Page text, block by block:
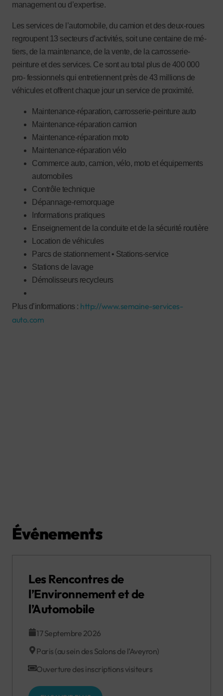
management ou d’expertise.
Les services de l’automobile, du camion et des deux-roues
regroupent 13 secteurs d’activités, soit une centaine de mé-
tiers, de la maintenance, de la vente, de la carrosserie-
peinture et des services. Ce sont au total plus de 400 000
pro- fessionnels qui entretiennent près de 43 millions de
véhicules et offrent chaque jour un service de proximité.
Maintenance-réparation, carrosserie-peinture auto
Maintenance-réparation camion
Maintenance-réparation moto
Maintenance-réparation vélo
Commerce auto, camion, vélo, moto et équipements
automobiles
Contrôle technique
Dépannage-remorquage
Informations pratiques
Enseignement de la conduite et de la sécurité routière
Location de véhicules
Parcs de stationnement • Stations-service
Stations de lavage
Démolisseurs recycleurs
Plus d’informations : http://www.semaine-services-
auto.com
Événements
Les Rencontres de
l’Environnement et de
l’Automobile
17 Septembre 2026
Paris (au sein des Salons de l’Aveyron)
Ouverture des inscriptions visiteurs